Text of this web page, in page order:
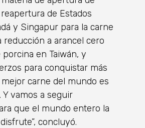
de Estados
y Singapur para la carne
reducción a arancel cero
porcina en Taiwán, y
para conquistar más
mejor carne del mundo es
Y vamos a seguir
que el mundo entero la
concluyó.